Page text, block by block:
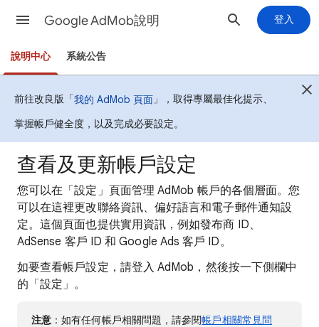
Google AdMob說明 登入
說明中心 系統公告
前往改良版「我的 AdMob 頁面 」，取得專屬最佳化提示、
掌握帳戶健全度，以及完成必要設定。
查看及更新帳戶設定
您可以在「設定」頁面管理 AdMob 帳戶的各個層面。您
可以在這裡更改聯絡資訊、偏好語言和電子郵件通知設
定。這個頁面也提供實用資訊，例如發布商 ID、
AdSense 客戶 ID 和 Google Ads 客戶 ID。
如要查看帳戶設定，請登入 AdMob，然後按一下側欄中
的「設定」。
注意 ：如有任何帳戶相關問題，請參閱帳戶相關常見問